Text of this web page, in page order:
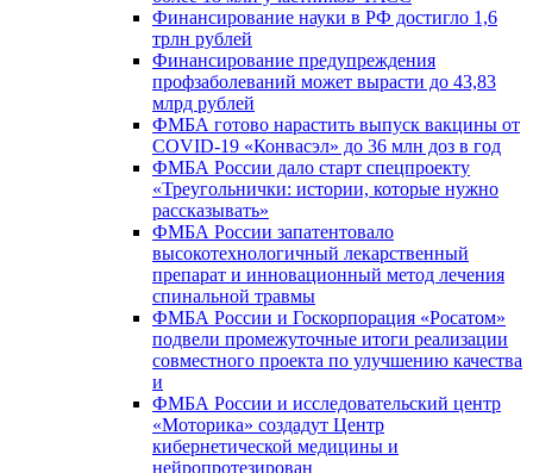
Финансирование науки в РФ достигло 1,6
трлн рублей
Финансирование предупреждения
профзаболеваний может вырасти до 43,83
млрд рублей
ФМБА готово нарастить выпуск вакцины от
COVID-19 «Конвасэл» до 36 млн доз в год
ФМБА России дало старт спецпроекту
«Треугольнички: истории, которые нужно
рассказывать»
ФМБА России запатентовало
высокотехнологичный лекарственный
препарат и инновационный метод лечения
спинальной травмы
ФМБА России и Госкорпорация «Росатом»
подвели промежуточные итоги реализации
совместного проекта по улучшению качества
и
ФМБА России и исследовательский центр
«Моторика» создадут Центр
кибернетической медицины и
нейропротезирован